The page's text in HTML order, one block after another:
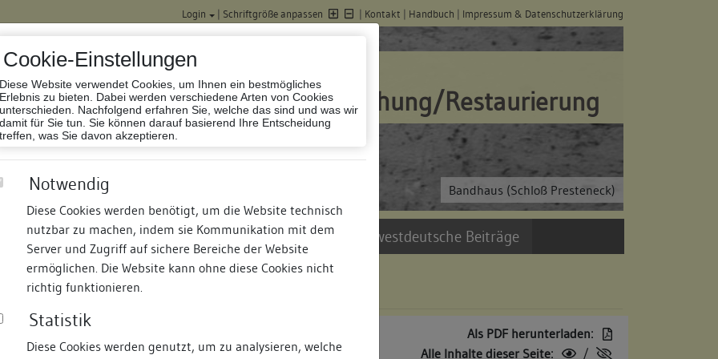
Cookie-Einstellungen
Diese Website verwendet Cookies, um Ihnen ein bestmögliches
Erlebnis zu bieten. Dabei werden verschiedene Arten von Cookies
unterschieden. Nachfolgend erfahren Sie, welche das sind und was wir
damit für Sie tun. Sie können darauf basierend Ihre Entscheidung
treffen, was Sie davon akzeptieren.
Notwendig
Diese Cookies werden benötigt, um die Website technisch
nutzbar zu machen, indem sie Kommunikation mit dem
Server und Zugriff auf sichere Bereiche der Website
ermöglichen. Die Website kann ohne diese Cookies nicht
richtig funktionieren.
Statistik
Diese Cookies werden genutzt, um zu analysieren, welche
Login | Schriftgröße anpassen | Kontakt | Handbuch | Impressum & Datenschutzerklärung
Bandhaus (Schloß Presteneck)
Datenbank Bauforschung/Restaurierung
Termine Suche Freie Bauforscher:innen Südwestdeutsche Beiträge
Als PDF herunterladen:
Alle Inhalte dieser Seite:
/